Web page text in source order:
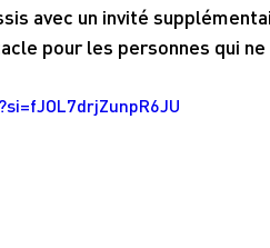
avec un invité
pour les personnes qui